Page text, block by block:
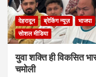
देहरादून ब्रेकिंग न्यूज़ भाजपा
सोशल मीडिया
युवा शक्ति ही विकसित
चमोली